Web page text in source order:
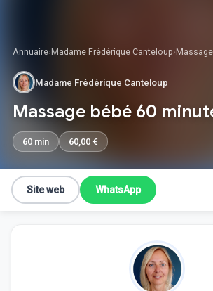
Annuaire›Madame Frédérique Canteloup›
Madame Frédérique Canteloup
Massage bébé 60
60 min 60,00 €
Site web WhatsApp